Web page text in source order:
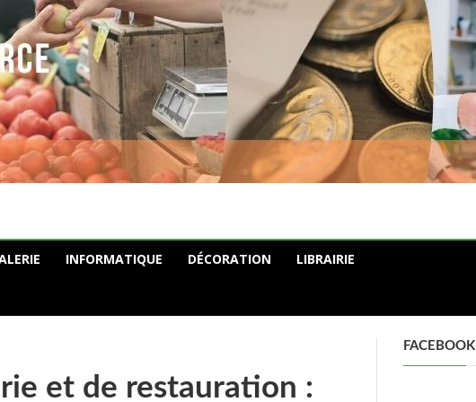
INFORMATIQUE DÉCORATION LIBRAIRIE
et de restauration :
FACEBOOK